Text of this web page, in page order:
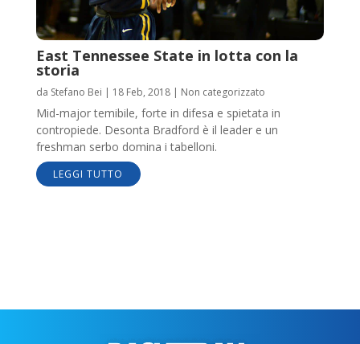
East Tennessee State in lotta con la
storia
da Stefano Bei | 18 Feb, 2018| Non categorizzato
Mid-major temibile, forte in difesa e spietata in
contropiede. Desonta Bradford è il leader e un
freshman serbo domina i tabelloni.
LEGGI TUTTO